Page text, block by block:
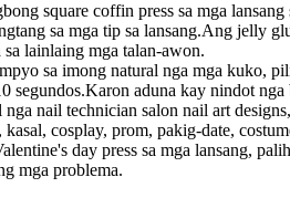
square coffin press sa mga
sa mga tip sa lansang.Ang jelly
lainlaing mga talan-awon.
sa imong natural nga mga kuko,
segundos.Karon aduna kay nindot
nail technician salon nail art
cosplay, prom, pakig-date,
day press sa mga lansang,
mga problema.